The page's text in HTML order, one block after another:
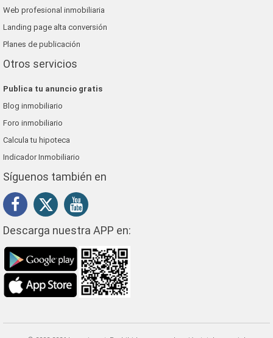
Web profesional inmobiliaria
Landing page alta conversión
Planes de publicación
Otros servicios
Publica tu anuncio gratis
Blog inmobiliario
Foro inmobiliario
Calcula tu hipoteca
Indicador Inmobiliario
Síguenos también en
Descarga nuestra APP en: